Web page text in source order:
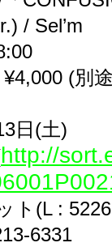
/ Sel’m
¥4,000 (別
日(土)
http://
ト(L :
6331